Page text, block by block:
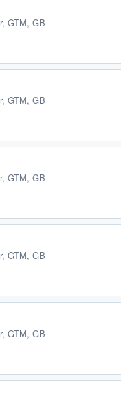
GTM, GB
GTM, GB
GTM, GB
GTM, GB
GTM, GB